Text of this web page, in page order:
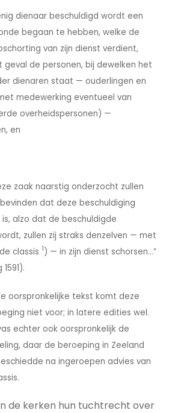
dienaar beschuldigd wordt een
begaan te hebben, welke de
van zijn dienst verdient,
geval de personen, bij dewelken het
dienaren staat — ouderlingen en
medewerking eventueel van
overheidspersonen) —
en
zaak naarstig onderzocht zullen
dat deze beschuldiging
alzo dat de beschuldigde
zullen zij straks denzelven — met
classis 1) — in zijn dienst schorsen…”
oorspronkelijke tekst komt deze
niet voor; in latere edities wel.
echter ook oorspronkelijk de
daar de beroeping in Zeeland
na ingeroepen advies van
de kerken hun tuchtrecht over